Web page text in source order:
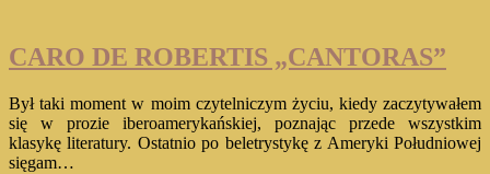
TANGA”
CARO DE ROBERTIS „CANTORAS”
Był taki moment w moim czytelniczym życiu, kiedy zaczytywałem
się w prozie iberoamerykańskiej, poznając przede wszystkim
klasykę literatury. Ostatnio po beletrystykę z Ameryki Południowej
sięgam…